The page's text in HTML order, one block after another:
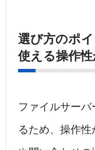
選び方のポ
使える操作
ファイルサー
るため、操作